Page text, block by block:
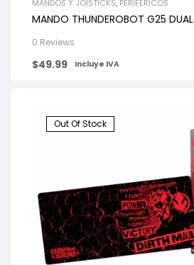
MANDOS Y JOISTICKS, PERIFÉRICOS
MANDO THUNDEROBOT G25
0 Reviews
$49.99 Incluye IVA
Out Of Stock